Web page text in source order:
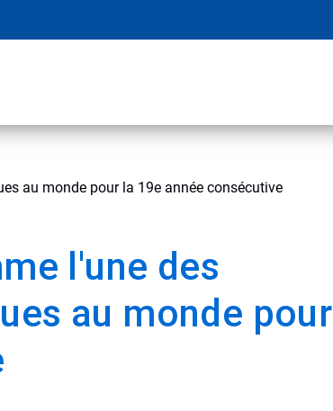
au monde pour la 19e année consécutive
l'une des
au monde pour